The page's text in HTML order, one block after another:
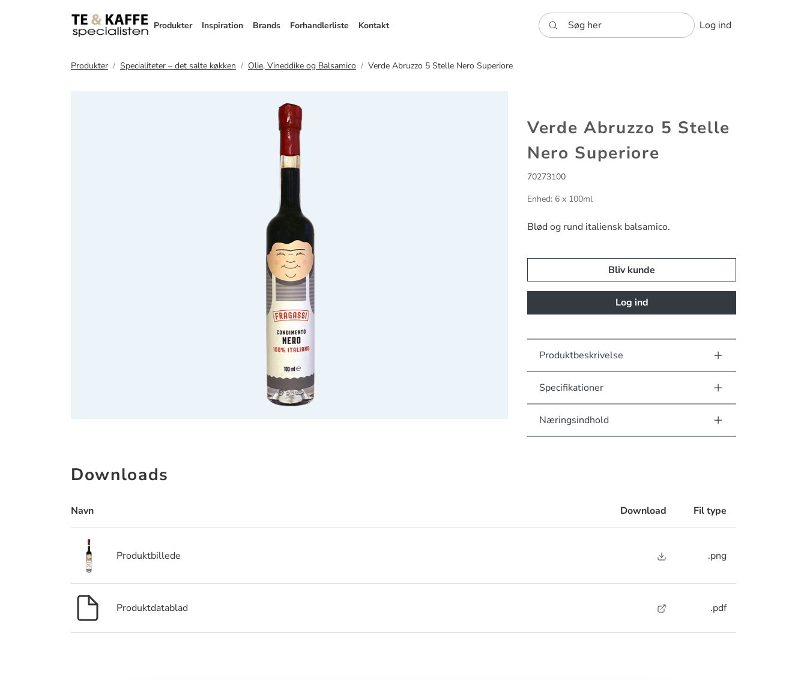
Produkter Inspiration Brands Forhandlerliste Kontakt Søg her Log ind
Produkter Specialiteter – det salte køkken Olie, Vineddike og Balsamico Verde Abruzzo 5 Stelle Nero Superiore
Verde Abruzzo 5 Stelle
Nero Superiore
70273100
Enhed: 6 x 100ml
Blød og rund italiensk balsamico.
Bliv kunde
Log ind
Produktbeskrivelse
Specifikationer
Næringsindhold
Downloads
Navn Download Fil type
Produktbillede .png
Produktdatablad .pdf